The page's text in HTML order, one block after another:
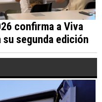
confirma a Viva
segunda edición